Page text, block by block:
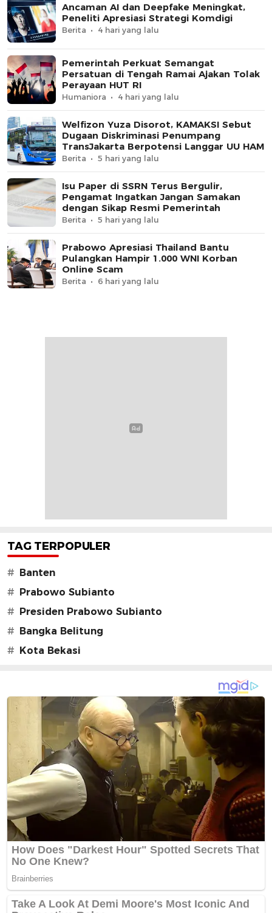
Ancaman AI dan Deepfake Meningkat,
Peneliti Apresiasi Strategi Komdigi
Berita 4 hari yang lalu
Pemerintah Perkuat Semangat
Persatuan di Tengah Ramai Ajakan Tolak
Perayaan HUT RI
Humaniora 4 hari yang lalu
Welfizon Yuza Disorot, KAMAKSI Sebut
Dugaan Diskriminasi Penumpang
TransJakarta Berpotensi Langgar UU HAM
Berita 5 hari yang lalu
Isu Paper di SSRN Terus Bergulir,
Pengamat Ingatkan Jangan Samakan
dengan Sikap Resmi Pemerintah
Berita 5 hari yang lalu
Prabowo Apresiasi Thailand Bantu
Pulangkan Hampir 1.000 WNI Korban
Online Scam
Berita 6 hari yang lalu
TAG TERPOPULER
# Banten
# Prabowo Subianto
# Presiden Prabowo Subianto
# Bangka Belitung
# Kota Bekasi